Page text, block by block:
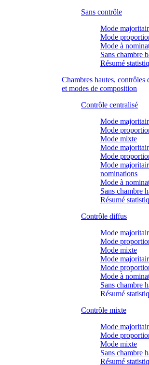
Sans contrôle
Mode
Mode
Mode à
Sans chambre
Résumé
Chambres hautes, contrôles
et modes de composition
Contrôle centralisé
Mode
Mode
Mode mixte
Mode
Mode
Mode
nominations
Mode à
Sans chambre
Résumé
Contrôle diffus
Mode
Mode
Mode mixte
Mode
Mode
Mode à
Sans chambre
Résumé
Contrôle mixte
Mode
Mode
Mode mixte
Sans chambre
Résumé